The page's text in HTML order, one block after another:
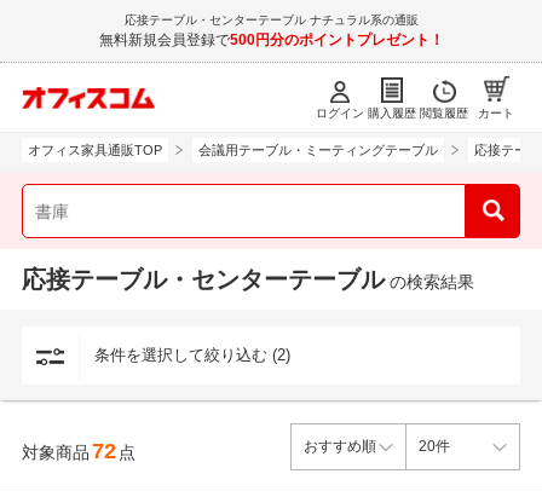
応接テーブル・センターテーブル ナチュラル系の通販
無料新規会員登録で500円分のポイントプレゼント！
ログイン 購入履歴 閲覧履歴 カート
オフィス家具通販TOP 会議用テーブル・ミーティングテーブル 応接テー
応接テーブル・センターテーブル の検索結果
条件を選択して絞り込む (2)
対象商品72 点